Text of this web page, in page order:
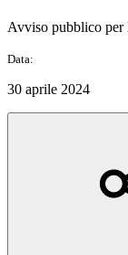
Avviso pubblico per
Data:
30 aprile 2024